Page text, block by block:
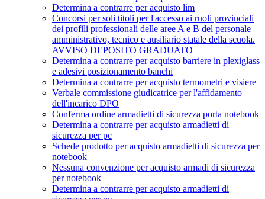
Determina a contrarre per acquisto lim
Concorsi per soli titoli per l'accesso ai ruoli provinciali
dei profili professionali delle aree A e B del personale
amministrativo, tecnico e ausiliario statale della scuola.
AVVISO DEPOSITO GRADUATO
Determina a contrarre per acquisto barriere in plexiglass
e adesivi posizionamento banchi
Determina a contrarre per acquisto termometri e visiere
Verbale commissione giudicatrice per l'affidamento
dell'incarico DPO
Conferma ordine armadietti di sicurezza porta notebook
Determina a contrarre per acquisto armadietti di
sicurezza per pc
Schede prodotto per acquisto armadietti di sicurezza per
notebook
Nessuna convenzione per acquisto armadi di sicurezza
per notebook
Determina a contrarre per acquisto armadietti di